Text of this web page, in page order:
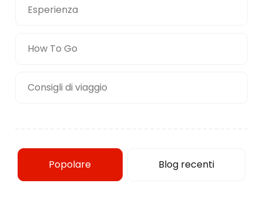
Esperienza
How To Go
Consigli di viaggio
Popolare Blog recenti